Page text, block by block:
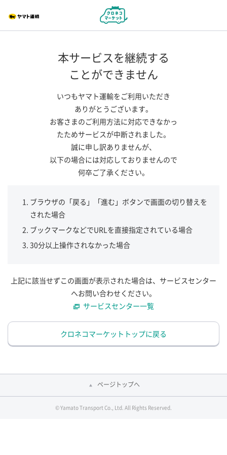
本サービスを継続する
ことができません
いつもヤマト運輸をご利用いただき
ありがとうございます。
お客さまのご利用方法に対応できなかっ
たためサービスが中断されました。
誠に申し訳ありませんが、
以下の場合には対応しておりませんので
何卒ご了承ください。
ブラウザの「戻る」「進む」ボタンで画面の切り替えを
された場合
ブックマークなどでURLを直接指定されている場合
30分以上操作されなかった場合
上記に該当せずこの画面が表示された場合は、サービスセンター
へお問い合わせください。
サービスセンター一覧
クロネコマーケットトップに戻る
ページトップへ
© Yamato Transport Co., Ltd. All Rights Reserved.